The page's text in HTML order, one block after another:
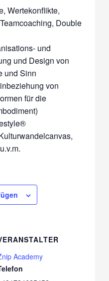
Wertekonflikte,
Double
und
und Design von
und Sinn
von
für die
Academy